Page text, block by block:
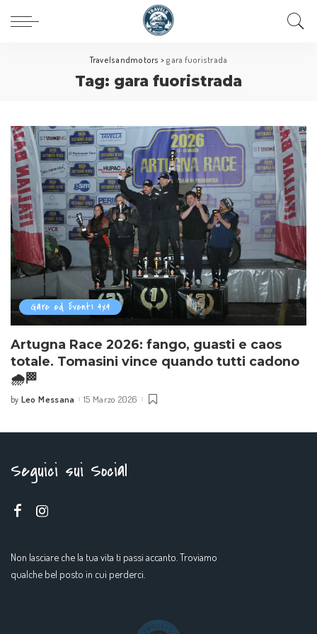
Travelsandmotors > gara fuoristrada
Tag: gara fuoristrada
Gare ed Eventi 4x4
Artugna Race 2026: fango, guasti e caos
totale. Tomasini vince quando tutti cadono
🌧️🏁
by Leo Messana 15 Marzo 2026
Seguici sui Social
Non lasciare che la tua vita ti passi accanto. Troviamo
qualche bel posto in cui perderci.